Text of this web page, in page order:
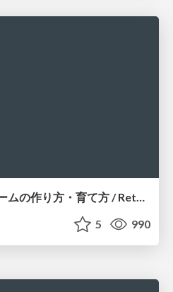
もう一度考える SRE チームの作り方・育て方 / Rethinking SRE #1: Building and Growing SRE Teams
5 990